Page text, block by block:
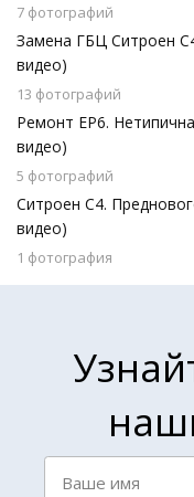
7 фотографий
Замена ГБЦ Ситроен
видео)
13 фотографий
Ремонт EP6.
видео)
5 фотографий
Ситроен С4.
видео)
1 фотография